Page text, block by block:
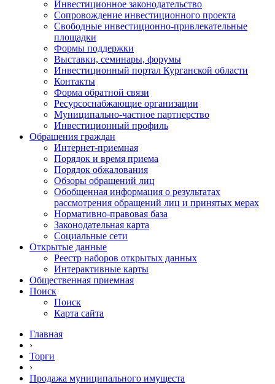
Инвестиционное законодательство
Сопровождение инвестиционного проекта
Свободные инвестиционно-привлекательные
площадки
Формы поддержки
Выставки, семинары, форумы
Инвестиционный портал Курганской области
Контакты
Форма обратной связи
Ресурсоснабжающие организации
Муниципально-частное партнерство
Инвестиционный профиль
Обращения граждан
Интернет-приемная
Порядок и время приема
Порядок обжалования
Обзоры обращений лиц
Обобщенная информация о результатах
рассмотрения обращений лиц и принятых мерах
Нормативно-правовая база
Законодательная карта
Социальные сети
Открытые данные
Реестр наборов открытых данных
Интерактивные карты
Общественная приемная
Поиск
Поиск
Карта сайта
Главная
›
Торги
›
Продажа муниципального имущеста